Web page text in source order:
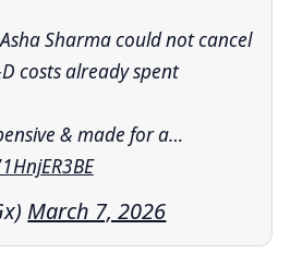
Asha Sharma could not cancel
costs already spent
& made for a…
March 7, 2026